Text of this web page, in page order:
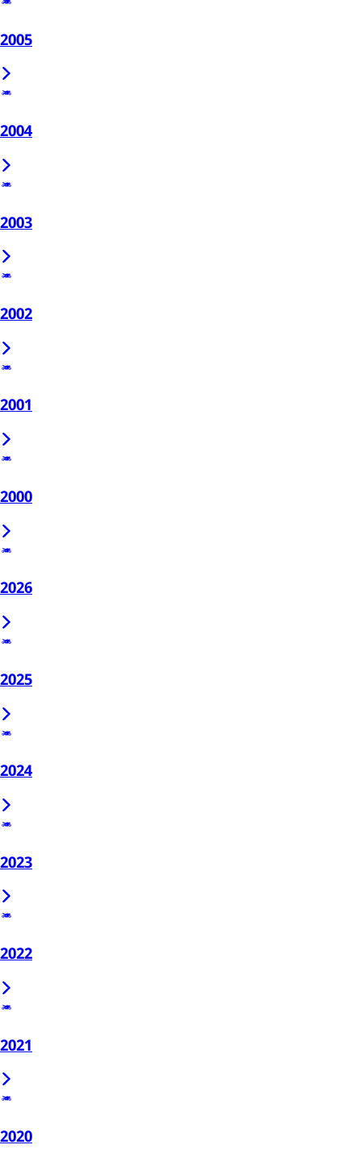
2005
2004
2003
2002
2001
2000
2026
2025
2024
2023
2022
2021
2020